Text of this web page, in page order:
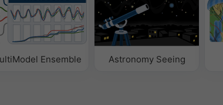
Ensemble Astronomy Seeing